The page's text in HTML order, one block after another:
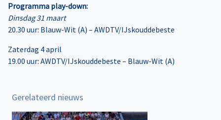
Programma play-down:
Dinsdag 31 maart
20.30 uur: Blauw-Wit (A) – AWDTV/IJskouddebeste
Zaterdag 4 april
19.00 uur: AWDTV/IJskouddebeste – Blauw-Wit (A)
Gerelateerd nieuws